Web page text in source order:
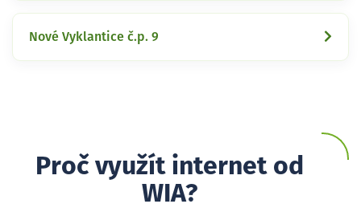
Nové Vyklantice č.p. 9
Proč využít internet od
WIA?